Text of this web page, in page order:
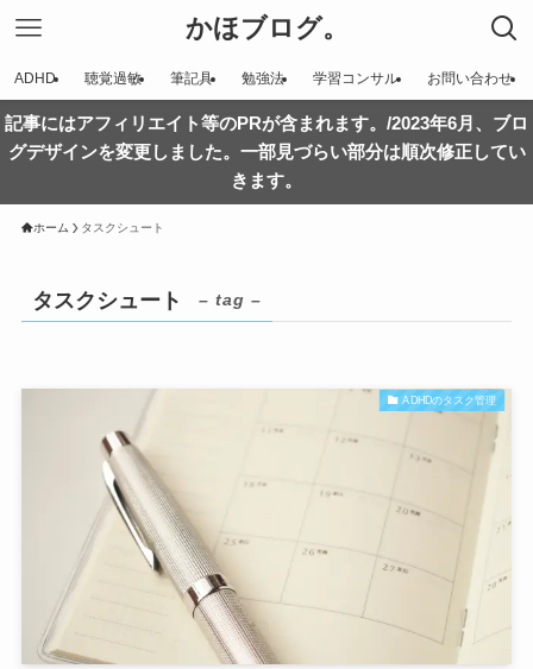
かほブログ。
ADHD 聴覚過敏 筆記具 勉強法 学習コンサル お問い合わせ
記事にはアフィリエイト等のPRが含まれます。/2023年6月、ブロ
グデザインを変更しました。一部見づらい部分は順次修正してい
きます。
ホーム タスクシュート
タスクシュート – tag –
ADHDのタスク管理